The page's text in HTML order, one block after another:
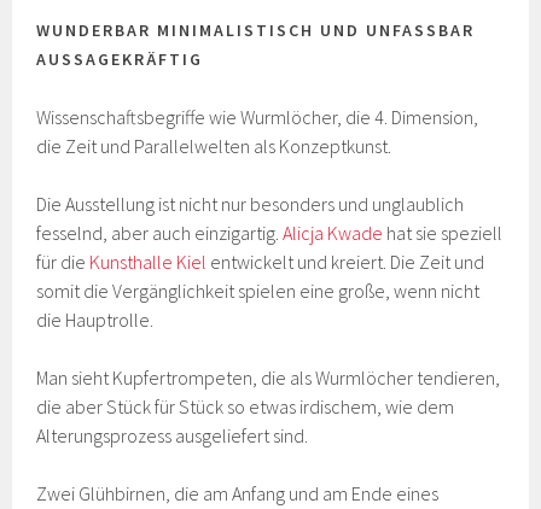
WUNDERBAR MINIMALISTISCH UND UNFASSBAR
AUSSAGEKRÄFTIG
Wissenschaftsbegriffe wie Wurmlöcher, die 4. Dimension,
die Zeit und Parallelwelten als Konzeptkunst.
Die Ausstellung ist nicht nur besonders und unglaublich
fesselnd, aber auch einzigartig. Alicja Kwade hat sie speziell
für die Kunsthalle Kiel entwickelt und kreiert. Die Zeit und
somit die Vergänglichkeit spielen eine große, wenn nicht
die Hauptrolle.
Man sieht Kupfertrompeten, die als Wurmlöcher tendieren,
die aber Stück für Stück so etwas irdischem, wie dem
Alterungsprozess ausgeliefert sind.
Zwei Glühbirnen, die am Anfang und am Ende eines